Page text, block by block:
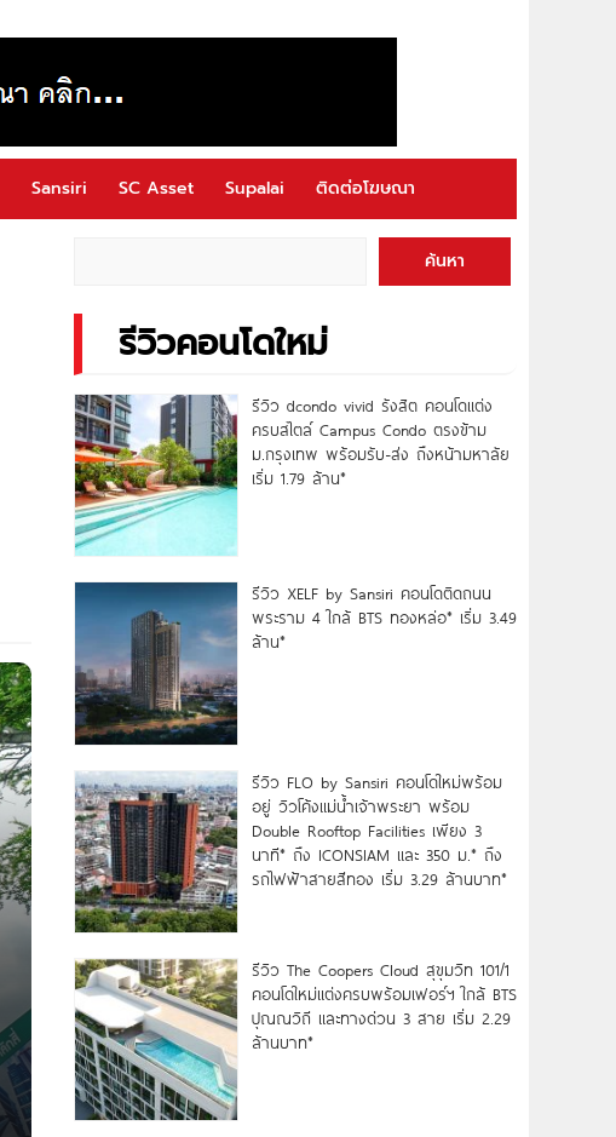
Sansiri SC Asset Supalai ติดต่อโฆษณา
ค้นหา
รีวิวคอนโดใหม่
รีวิว dcondo vivid รังสิต คอนโดแต่ง
ครบสไตล์ Campus Condo ตรงข้าม
ม.กรุงเทพ พร้อมรับ-ส่ง ถึงหน้ามหาลัย
เริ่ม 1.79 ล้าน*
รีวิว XELF by Sansiri คอนโดติดถนน
พระราม 4 ใกล้ BTS ทองหล่อ* เริ่ม 3.49
ล้าน*
รีวิว FLO by Sansiri คอนโดใหม่พร้อม
อยู่ วิวโค้งแม่น้ำเจ้าพระยา พร้อม
Double Rooftop Facilities เพียง 3
นาที* ถึง ICONSIAM และ 350 ม.* ถึง
รถไฟฟ้าสายสีทอง เริ่ม 3.29 ล้านบาท*
รีวิว The Coopers Cloud สุขุมวิท 101/1
คอนโดใหม่แต่งครบพร้อมเฟอร์ฯ ใกล้ BTS
ปุณณวิถี และทางด่วน 3 สาย เริ่ม 2.29
ล้านบาท*